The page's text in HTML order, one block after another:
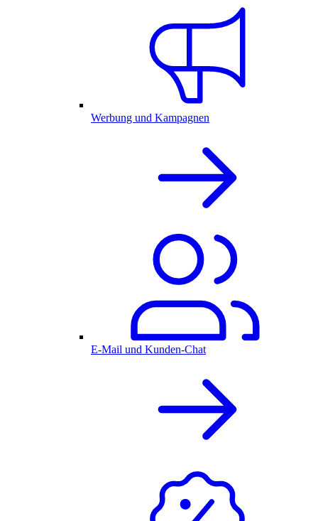
Werbung und Kampagnen
E-Mail und Kunden-Chat